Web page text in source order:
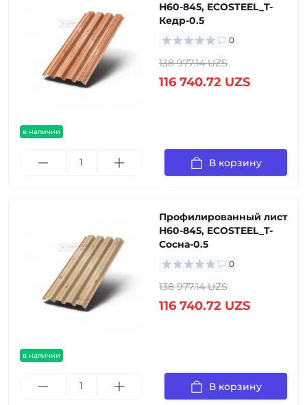
в наличии
Н60-845, ECOSTEEL_T-
Кедр-0.5
0
138 977.14 UZS
116 740.72 UZS
В корзину
в наличии
Профилированный лист
Н60-845, ECOSTEEL_T-
Сосна-0.5
0
138 977.14 UZS
116 740.72 UZS
В корзину